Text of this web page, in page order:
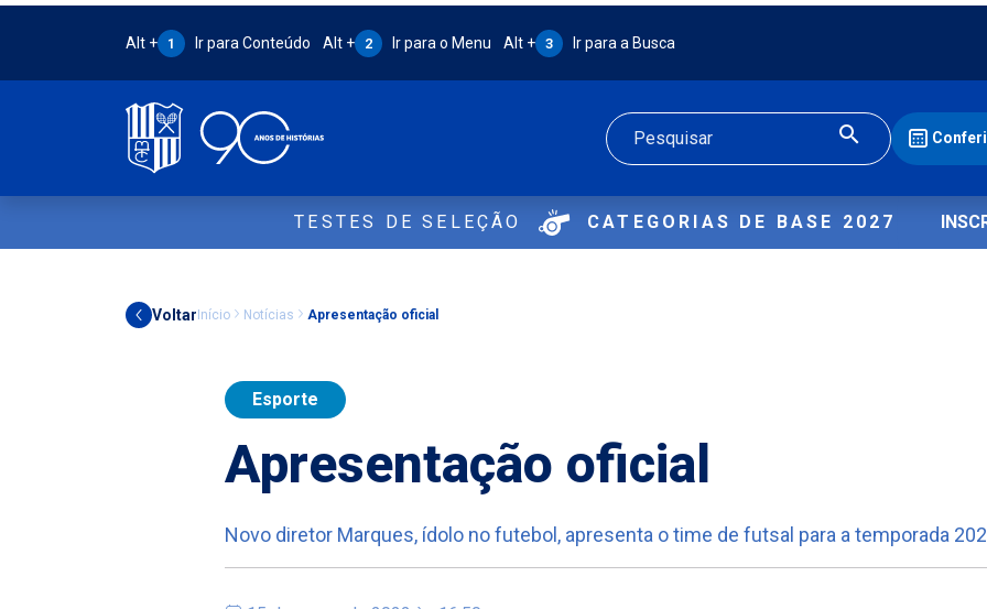
Atalho Alt + 1:
Alt + 1 Ir para Conteúdo Atalho Alt + 2:
Alt + 2 Ir para o Menu Atalho Alt + 3:
Alt + 3 Ir para a Busca
Buscar
TESTES DE SELEÇÃO CATEGORIAS DE BASE 2027
VoltarInício Notícias Apresentação oficial
Esporte
Apresentação oficial
Novo diretor Marques, ídolo no futebol, apresenta o time de futsal para a temporada